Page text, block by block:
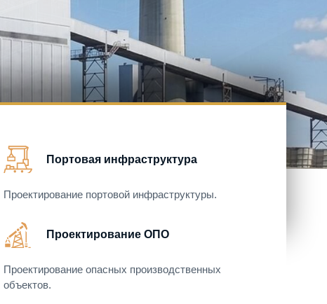
Портовая инфраструктура
Проектирование портовой инфраструктуры.
Проектирование ОПО
Проектирование опасных производственных
объектов.